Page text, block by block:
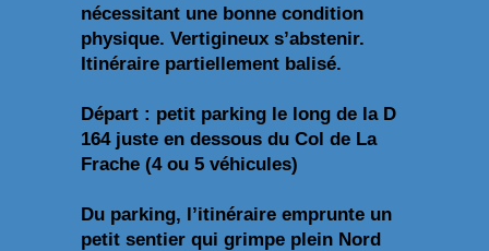
nécessitant une bonne condition
physique. Vertigineux s’abstenir.
Itinéraire partiellement balisé.
Départ : petit parking le long de la D
164 juste en dessous du Col de La
Frache (4 ou 5 véhicules)
Du parking, l’itinéraire emprunte un
petit sentier qui grimpe plein Nord